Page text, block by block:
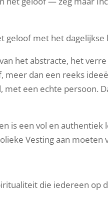
geloof met het dagelijkse
het abstracte, het
dan een reeks
een echte persoon.
is een vol en authentiek
Vesting aan moeten
die iedereen op